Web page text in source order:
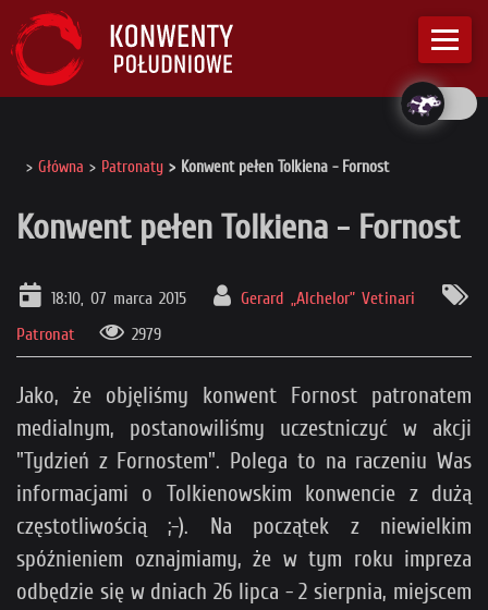
Główna Patronaty Konwent pełen Tolkiena - Fornost
Konwent pełen Tolkiena - Fornost
18:10, 07 marca 2015
Gerard „Alchelor” Vetinari
Patronat
2979
Jako, że objęliśmy konwent Fornost patronatem
medialnym, postanowiliśmy uczestniczyć w akcji
"Tydzień z Fornostem". Polega to na raczeniu Was
informacjami o Tolkienowskim konwencie z dużą
częstotliwością ;-). Na początek z niewielkim
spóźnieniem oznajmiamy, że w tym roku impreza
odbędzie się w dniach 26 lipca - 2 sierpnia, miejscem